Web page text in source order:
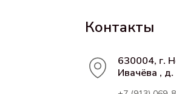
Контакты
630004, г.
Ивачёва , д.